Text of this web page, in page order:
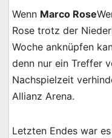
Wenn Marco Rose
Rose trotz der
Woche anknüpfen
denn nur ein Treffer
Nachspielzeit
Allianz Arena.
Letzten Endes war